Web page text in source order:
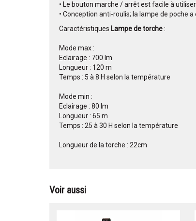
• Le bouton marche / arrêt est facile à
• Conception anti-roulis; la lampe de poche
Caractéristiques Lampe de torche:
Mode max :
Eclairage : 700 lm
Longueur : 120 m
Temps : 5 à 8 H selon la température
Mode min :
Eclairage : 80 lm
Longueur : 65 m
Temps : 25 à 30 H selon la température
Longueur de la torche : 22cm
Voir aussi